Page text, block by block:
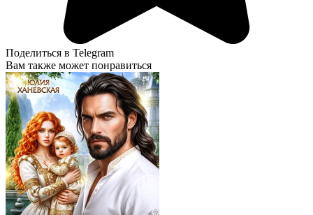
Поделиться в Telegram
Вам также может понравиться